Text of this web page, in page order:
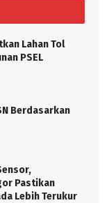
Lahan Tol
PSEL
Berdasarkan
Pastikan
Lebih Terukur